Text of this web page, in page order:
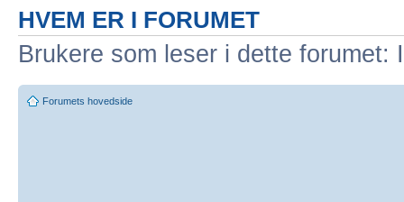
HVEM ER I FORUMET
Brukere som leser i dette
Forumets hovedside